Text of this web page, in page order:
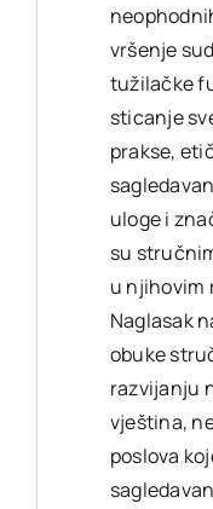
vršenje
tužilačke
sticanje
prakse,
uloge i
su
u njihovim
Naglasak
obuke
razvijanju
vještina,
poslova